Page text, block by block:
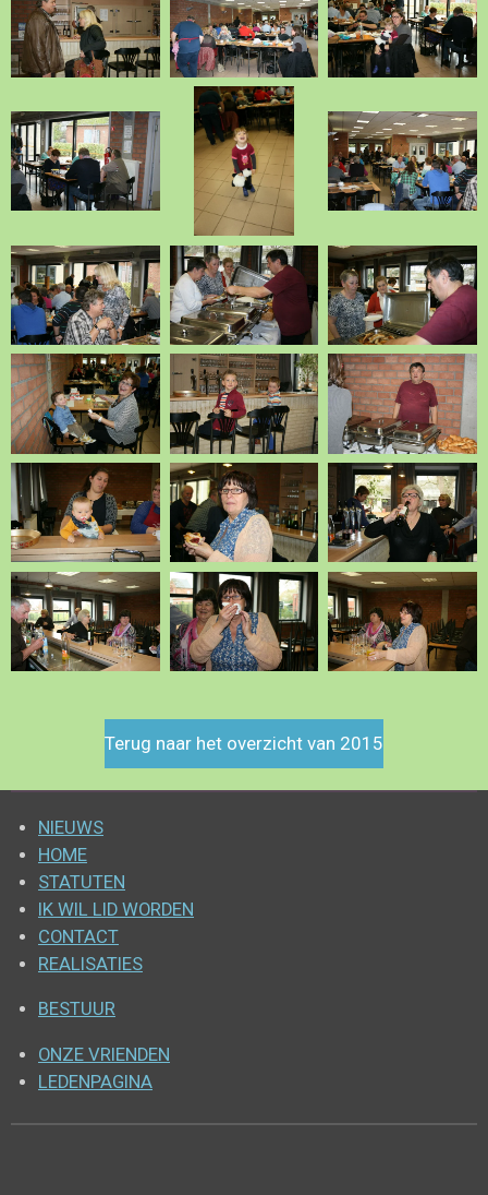
Terug naar het overzicht van 2015
NIEUWS
HOME
STATUTEN
IK WIL LID WORDEN
CONTACT
REALISATIES
BESTUUR
ONZE VRIENDEN
LEDENPAGINA